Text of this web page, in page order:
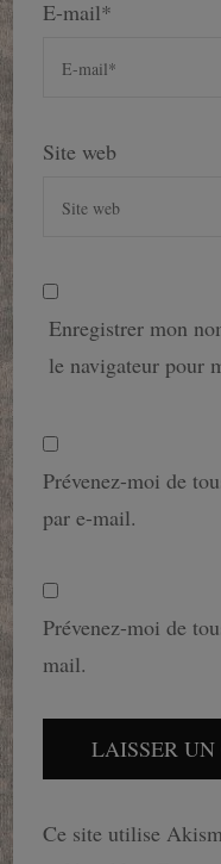
E-mail*
Site web
Enregistrer mon
le navigateur pour
Prévenez-moi de
par e-mail.
Prévenez-moi de
mail.
Ce site utilise